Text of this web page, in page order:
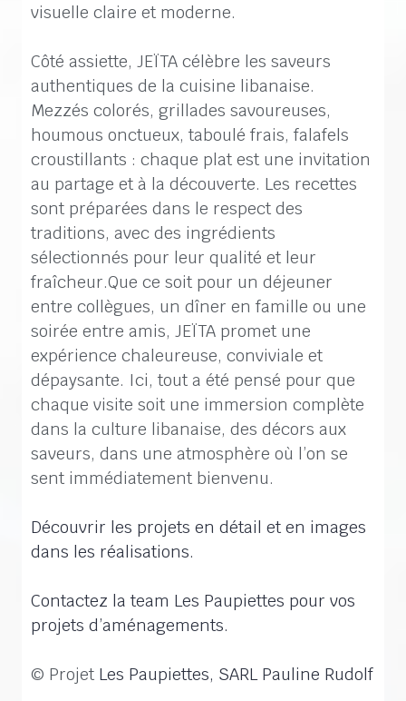
visuelle claire et moderne.
Côté assiette, JEÏTA célèbre les saveurs
authentiques de la cuisine libanaise.
Mezzés colorés, grillades savoureuses,
houmous onctueux, taboulé frais, falafels
croustillants : chaque plat est une invitation
au partage et à la découverte. Les recettes
sont préparées dans le respect des
traditions, avec des ingrédients
sélectionnés pour leur qualité et leur
fraîcheur.Que ce soit pour un déjeuner
entre collègues, un dîner en famille ou une
soirée entre amis, JEÏTA promet une
expérience chaleureuse, conviviale et
dépaysante. Ici, tout a été pensé pour que
chaque visite soit une immersion complète
dans la culture libanaise, des décors aux
saveurs, dans une atmosphère où l’on se
sent immédiatement bienvenu.
Découvrir les projets en détail et en images
dans les réalisations.
Contactez la team Les Paupiettes pour vos
projets d’aménagements.
© Projet Les Paupiettes, SARL Pauline Rudolf